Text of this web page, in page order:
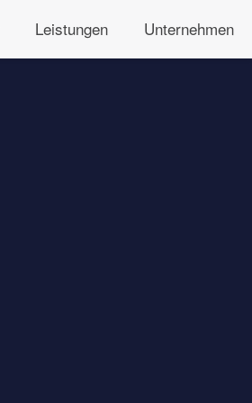
Leistungen Unternehmen